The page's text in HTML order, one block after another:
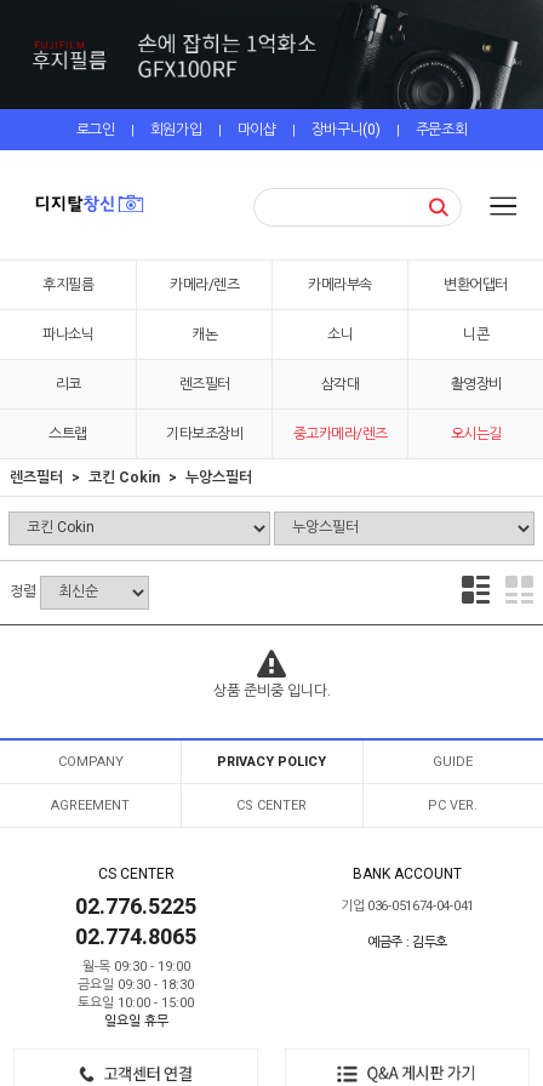
로그인 | 회원가입 | 마이샵 | 장바구니(0) | 주문조회
후지필름 카메라/렌즈 카메라부속 변환어댑터
파나소닉 캐논 소니 니콘
리코 렌즈필터 삼각대 촬영장비
스트랩 기타보조장비 중고카메라/렌즈 오시는길
렌즈필터 코킨 Cokin 누앙스필터
정렬
상품 준비중 입니다.
COMPANY PRIVACY POLICY GUIDE
AGREEMENT CS CENTER PC VER.
CS CENTER
02.776.5225
02.774.8065
월-목 09:30 - 19:00
금요일 09:30 - 18:30
토요일 10:00 - 15:00
일요일 휴무
BANK ACCOUNT
기업 036-051674-04-041
예금주 : 김두호